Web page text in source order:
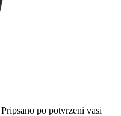
Pripsano po potvrzeni vasi